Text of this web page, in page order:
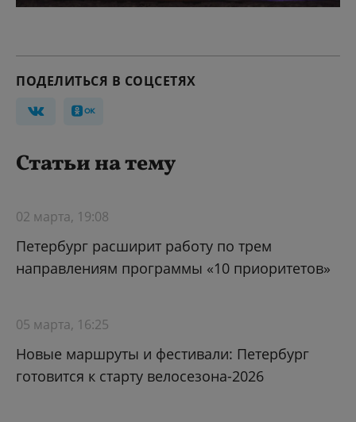
ПОДЕЛИТЬСЯ В СОЦСЕТЯХ
Статьи на тему
02 марта, 19:08
Петербург расширит работу по трем
направлениям программы «10 приоритетов»
05 марта, 16:25
Новые маршруты и фестивали: Петербург
готовится к старту велосезона-2026